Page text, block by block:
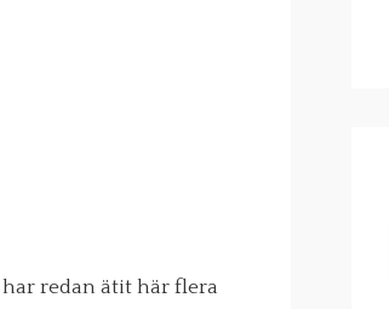
redan ätit här flera